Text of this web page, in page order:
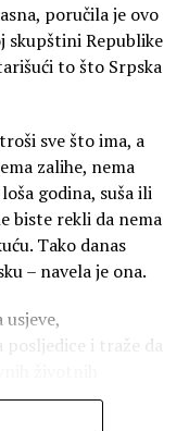
poručila je ovo
skupštini Republike
to što Srpska
sve što ima, a
zalihe, nema
godina, suša ili
biste rekli da nema
Tako danas
– navela je ona.
usjeve,
i traže da